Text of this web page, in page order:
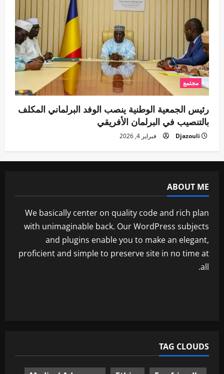
مجتمع
رئيس الجمعية الوطنية ينصب الوفد البرلماني المكلف
بالتنصيب في البرلمان الأفريقي
Djazouli فبراير 4, 2026
ABOUT ME
We basically center on quality code and rich plan
with unimaginable back. Our WordPress subjects
and plugins enable you to make an elegant,
proficient and simple to preserve site in no time at
all.
TAG CLOUDS